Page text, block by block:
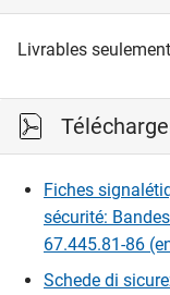
Livrables
Fiches
sécurité:
67.445.81-86
Schede di